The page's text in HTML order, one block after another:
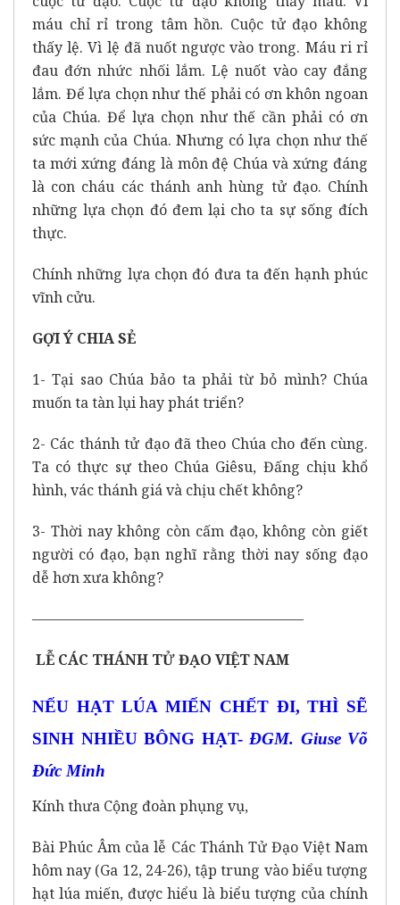
máu chỉ rỉ trong tâm hồn. Cuộc tử đạo không
thấy lệ. Vì lệ đã nuốt ngược vào trong. Máu ri rỉ
đau đớn nhức nhối lắm. Lệ nuốt vào cay đắng
lắm. Để lựa chọn như thế phải có ơn khôn ngoan
của Chúa. Để lựa chọn như thế cần phải có ơn
sức mạnh của Chúa. Nhưng có lựa chọn như thế
ta mới xứng đáng là môn đệ Chúa và xứng đáng
là con cháu các thánh anh hùng tử đạo. Chính
những lựa chọn đó đem lại cho ta sự sống đích
thực.
Chính những lựa chọn đó đưa ta đến hạnh phúc
vĩnh cửu.
GỢI Ý CHIA SẺ
1- Tại sao Chúa bảo ta phải từ bỏ mình? Chúa
muốn ta tàn lụi hay phát triển?
2- Các thánh tử đạo đã theo Chúa cho đến cùng.
Ta có thực sự theo Chúa Giêsu, Đấng chịu khổ
hình, vác thánh giá và chịu chết không?
3- Thời nay không còn cấm đạo, không còn giết
người có đạo, bạn nghĩ rằng thời nay sống đạo
dễ hơn xưa không?
———————————————————
LỄ CÁC THÁNH TỬ ĐẠO VIỆT NAM
NẾU HẠT LÚA MIẾN CHẾT ĐI, THÌ SẼ
SINH NHIỀU BÔNG HẠT- ĐGM. Giuse Võ
Đức Minh
Kính thưa Cộng đoàn phụng vụ,
Bài Phúc Âm của lễ Các Thánh Tử Đạo Việt Nam
hôm nay (Ga 12, 24-26), tập trung vào biểu tượng
hạt lúa miến, được hiểu là biểu tượng của chính